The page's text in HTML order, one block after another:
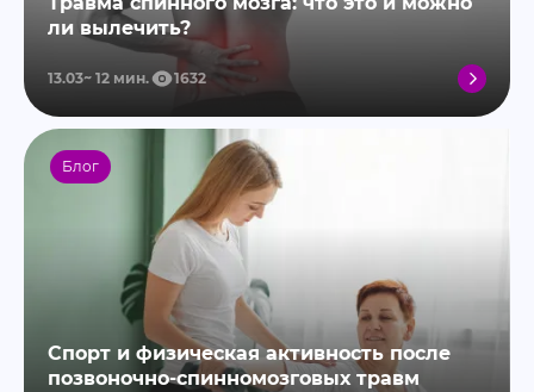
ли вылечить?
13.03 12 мин. 1632
Блог
Спорт и физическая активность после
позвоночно-спинномозговых травм